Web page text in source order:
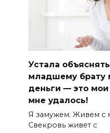
Устала
младшему брату
деньги — это
мне удалось!
Я замужем. Живем с
Свекровь живет с